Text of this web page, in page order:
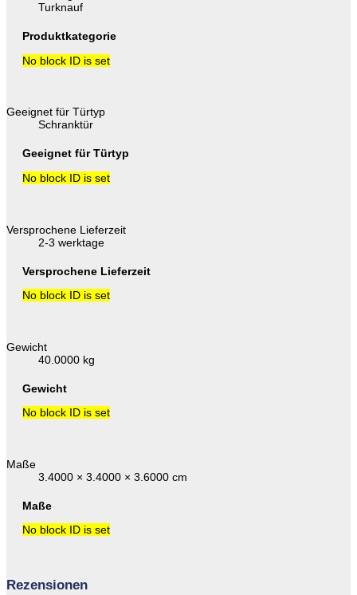
Turknauf
Produktkategorie
No block ID is set
Geeignet für Türtyp
Schranktür
Geeignet für Türtyp
No block ID is set
Versprochene Lieferzeit
2-3 werktage
Versprochene Lieferzeit
No block ID is set
Gewicht
40.0000 kg
Gewicht
No block ID is set
Maße
3.4000 × 3.4000 × 3.6000 cm
Maße
No block ID is set
Rezensionen